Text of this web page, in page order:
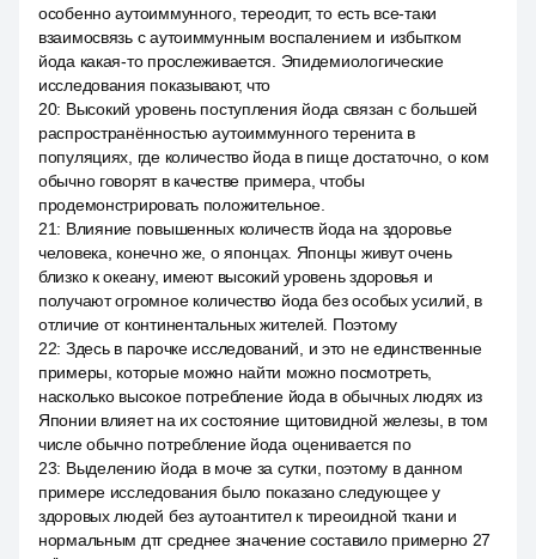
особенно аутоиммунного, тереодит, то есть все-таки
взаимосвязь с аутоиммунным воспалением и избытком
йода какая-то прослеживается. Эпидемиологические
исследования показывают, что
20: Высокий уровень поступления йода связан с большей
распространённостью аутоиммунного теренита в
популяциях, где количество йода в пище достаточно, о ком
обычно говорят в качестве примера, чтобы
продемонстрировать положительное.
21: Влияние повышенных количеств йода на здоровье
человека, конечно же, о японцах. Японцы живут очень
близко к океану, имеют высокий уровень здоровья и
получают огромное количество йода без особых усилий, в
отличие от континентальных жителей. Поэтому
22: Здесь в парочке исследований, и это не единственные
примеры, которые можно найти можно посмотреть,
насколько высокое потребление йода в обычных людях из
Японии влияет на их состояние щитовидной железы, в том
числе обычно потребление йода оценивается по
23: Выделению йода в моче за сутки, поэтому в данном
примере исследования было показано следующее у
здоровых людей без аутоантител к тиреоидной ткани и
нормальным дтг среднее значение составило примерно 27